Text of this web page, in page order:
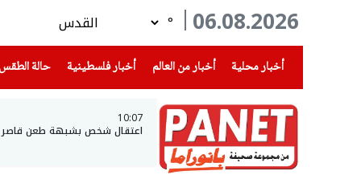
06.08.2026
°
أخبار محلية
(current) أخبار من العالم أخبار فلسطينية(current) حالة الطقس
10:07
اعتقال شخص بشبهة طعن